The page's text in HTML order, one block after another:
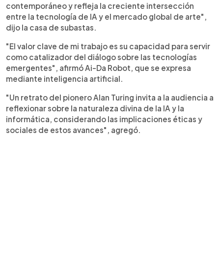
contemporáneo y refleja la creciente intersección
entre la tecnología de IA y el mercado global de arte",
dijo la casa de subastas.
"El valor clave de mi trabajo es su capacidad para servir
como catalizador del diálogo sobre las tecnologías
emergentes", afirmó Ai-Da Robot, que se expresa
mediante inteligencia artificial.
"Un retrato del pionero Alan Turing invita a la audiencia a
reflexionar sobre la naturaleza divina de la IA y la
informática, considerando las implicaciones éticas y
sociales de estos avances", agregó.